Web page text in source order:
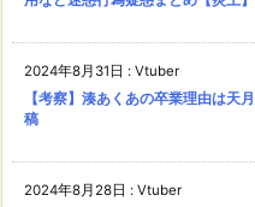
2024年8月31日 : Vtuber
【考察】湊あくあの卒業理由は天
稿
2024年8月28日 : Vtuber